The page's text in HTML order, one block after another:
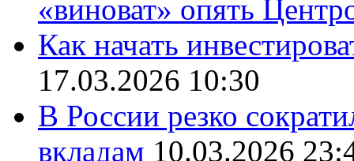
«виноват» опять
Как начать
17.03.2026 10:30
В России резко
вкладам 10.03.2026